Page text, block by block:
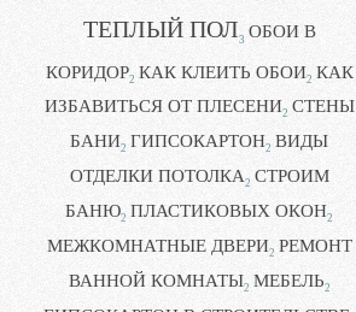
ТЕПЛЫЙ ПОЛ3 ОБОИ В
КОРИДОР2 КАК КЛЕИТЬ ОБОИ2 КАК
ИЗБАВИТЬСЯ ОТ ПЛЕСЕНИ2 СТЕНЫ
БАНИ2 ГИПСОКАРТОН2 ВИДЫ
ОТДЕЛКИ ПОТОЛКА2 СТРОИМ
БАНЮ2 ПЛАСТИКОВЫХ ОКОН2
МЕЖКОМНАТНЫЕ ДВЕРИ2 РЕМОНТ
ВАННОЙ КОМНАТЫ2 МЕБЕЛЬ2